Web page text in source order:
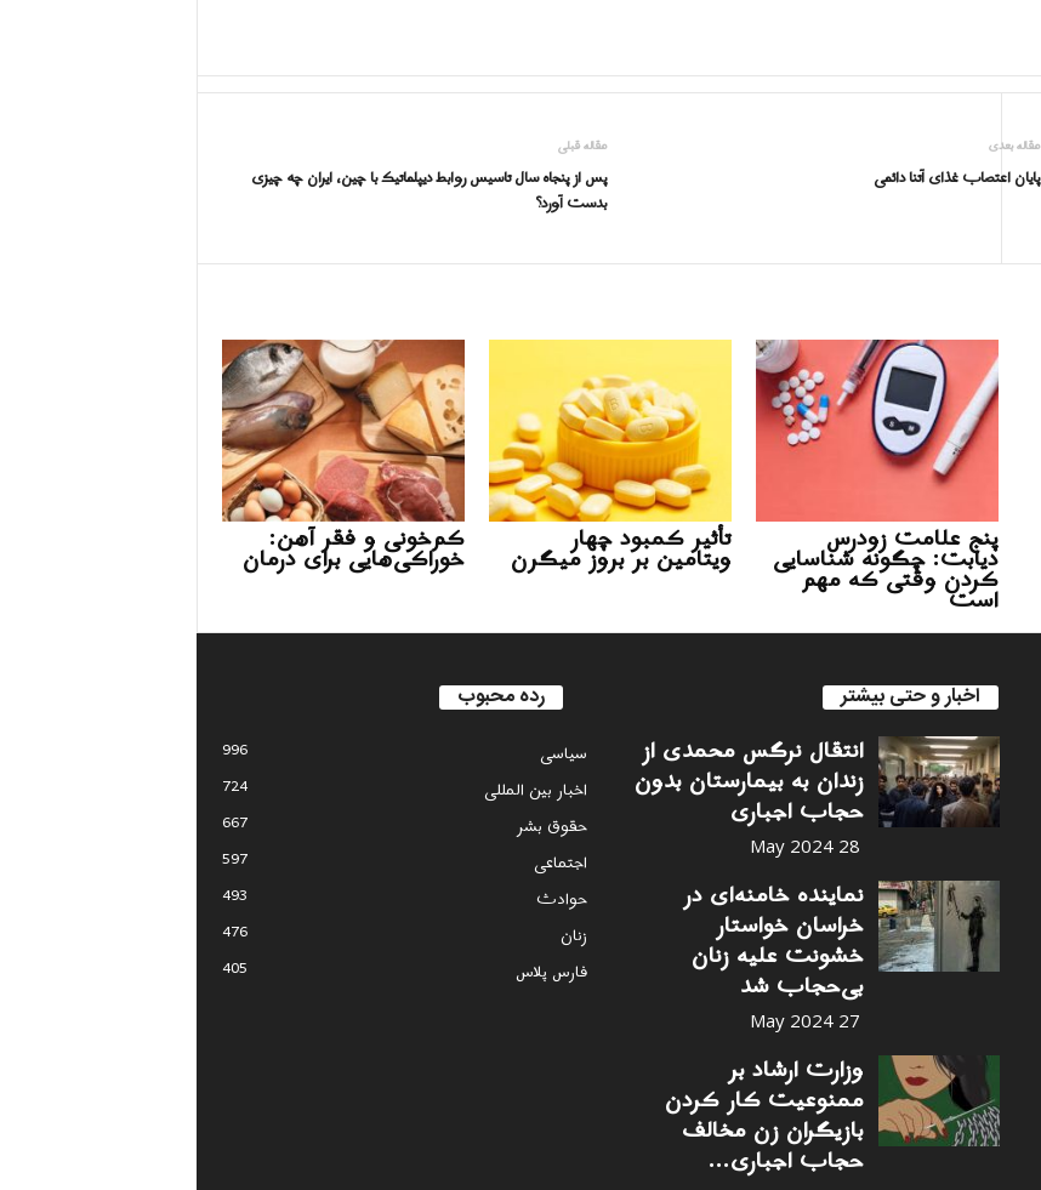
مقاله قبلی
پس از پنجاه سال تاسیس روابط دیپلماتیک با چین، ایران چه چیزی
بدست آورد؟
مقاله بعدی
پایان اعتصاب غذاى آتنا دائمی
کم‌خونی و فقر آهن:
خوراکی‌هایی برای درمان تأثیر کمبود چهار
ویتامین بر بروز میگرن پنج علامت زودرس
دیابت: چگونه شناسایی
کردن وقتی که مهم
است
اخبار و حتی بیشتر
انتقال نرگس محمدی از
زندان به بیمارستان بدون
حجاب اجباری
28 May 2024
نماینده خامنه‌ای در
خراسان خواستار
خشونت علیه زنان
بی‌حجاب شد
27 May 2024
وزارت ارشاد بر
ممنوعیت کار کردن
بازیگران زن مخالف
حجاب اجباری...
رده محبوب
سياسى
996
اخبار بین المللی
724
حقوق بشر
667
اجتماعی
597
حوادث
493
زنان
476
فارس پلاس
405